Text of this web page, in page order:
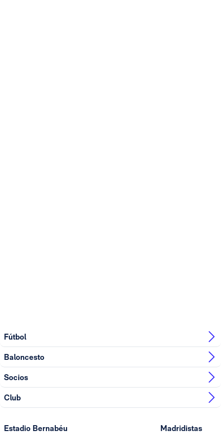
Fútbol
Baloncesto
Socios
Club
Estadio Bernabéu Madridistas